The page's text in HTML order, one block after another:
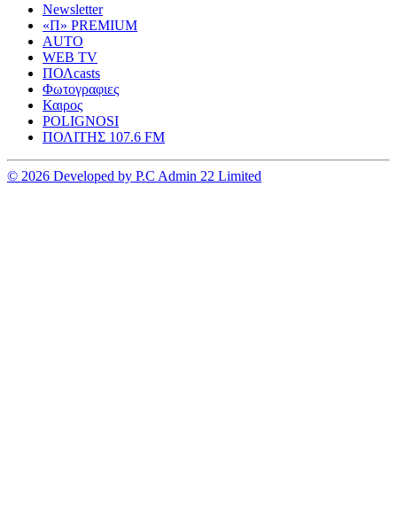
Newsletter
«Π» PREMIUM
AUTO
WEB TV
ΠΟΛcasts
Φωτογραφιες
Καιρος
POLIGNOSI
ΠΟΛΙΤΗΣ 107.6 FM
© 2026 Developed by P.C Admin 22 Limited